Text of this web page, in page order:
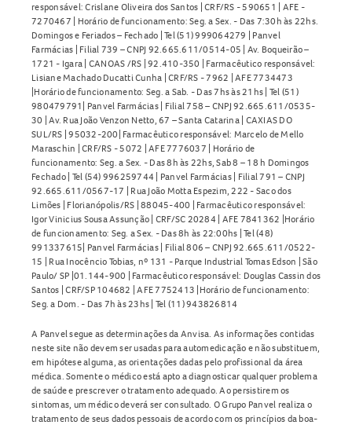
responsável: Crislane Oliveira dos Santos | CRF/RS - 590651 | AFE -
7270467 | Horário de funcionamento: Seg. a Sex. - Das 7:30h às 22hs.
Domingos e Feriados – Fechado | Tel (51) 999064279 | Panvel
Farmácias | Filial 739 – CNPJ 92.665.611/0514-05 | Av. Boqueirão –
1721 - Igara | CANOAS /RS | 92.410-350 | Farmacêutico responsável:
Lisiane Machado Ducatti Cunha | CRF/RS - 7962 | AFE 7734473
|Horário de funcionamento: Seg. a Sab. - Das 7hs às 21hs | Tel (51)
980479791| Panvel Farmácias | Filial 758 – CNPJ 92.665.611/0535-
30 | Av. Rua João Venzon Netto, 67 – Santa Catarina | CAXIAS DO
SUL/RS | 95032-200| Farmacêutico responsável: Marcelo de Mello
Maraschin | CRF/RS - 5072 | AFE 7776037 | Horário de
funcionamento: Seg. a Sex. - Das 8h às 22hs, Sab 8 – 18 h Domingos
Fechado | Tel (54) 996259744 | Panvel Farmácias | Filial 791 – CNPJ
92.665.611/0567-17 | Rua João Motta Espezim, 222 - Saco dos
Limões | Florianópolis/RS | 88045-400 | Farmacêutico responsável:
Igor Vinicius Sousa Assunção | CRF/SC 20284 | AFE 7841362 |Horário
de funcionamento: Seg. a Sex. - Das 8h às 22:00hs | Tel (48)
991337615| Panvel Farmácias | Filial 806 – CNPJ 92.665.611/0522-
15 | Rua Inocêncio Tobias, nº 131 - Parque Industrial Tomas Edson | São
Paulo/ SP |01.144-900 | Farmacêutico responsável: Douglas Cassin dos
Santos | CRF/SP 104682 | AFE 7752413 |Horário de funcionamento:
Seg. a Dom. - Das 7h às 23hs | Tel (11) 943826814
A Panvel segue as determinações da Anvisa. As informações contidas
neste site não devem ser usadas para automedicação e não substituem,
em hipótese alguma, as orientações dadas pelo profissional da área
médica. Somente o médico está apto a diagnosticar qualquer problema
de saúde e prescrever o tratamento adequado. Ao persistirem os
sintomas, um médico deverá ser consultado. O Grupo Panvel realiza o
tratamento de seus dados pessoais de acordo com os princípios da boa-